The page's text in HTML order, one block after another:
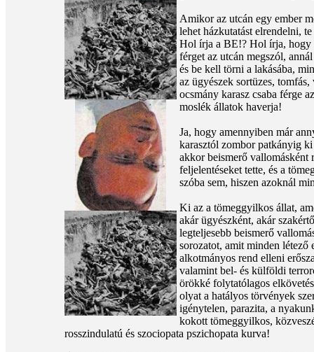
Amikor az utcán egy ember
lehet házkutatást elrendelni,
Hol írja a BE!? Hol írja, hogy
férget az utcán megszól,
és be kell törni a lakásába,
az ügyészek sortüzes,
ocsmány karasz csaba férge
moslék állatok haverja!
Ja, hogy amennyiben már
karasztól zombor patkányig
akkor beismerő vallomásként
feljelentéseket tette, és a
szóba sem, hiszen azoknál
Ki az a tömeggyilkos állat,
akár ügyészként, akár
legteljesebb beismerő
sorozatot, amit minden létező
alkotmányos rend elleni
valamint bel- és külföldi
örökké folytatólagos
olyat a hatályos törvények
igénytelen, parazita, a
kokott tömeggyilkos,
rosszindulatú és szociopata pszichopata kurva!